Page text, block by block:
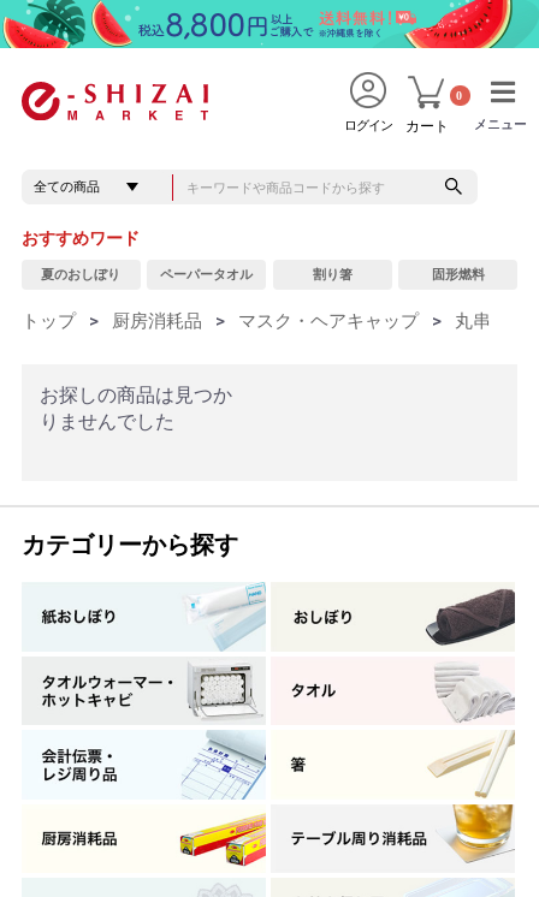
メニュー
メニュー
ログイン カート
0
おすすめワード
夏のおしぼり ペーパータオル 割り箸 固形燃料
トップ > 厨房消耗品 > マスク・ヘアキャップ > 丸串
お探しの商品は見つか
りませんでした
カテゴリーから探す